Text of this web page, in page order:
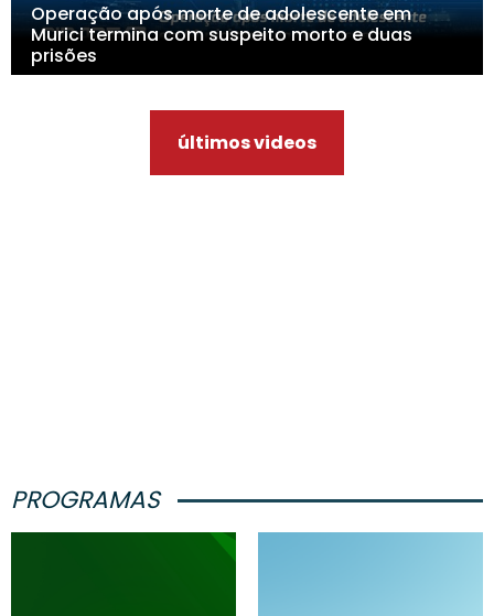
Operação após morte de adolescente em
Murici termina com suspeito morto e duas
prisões
últimos videos
PROGRAMAS